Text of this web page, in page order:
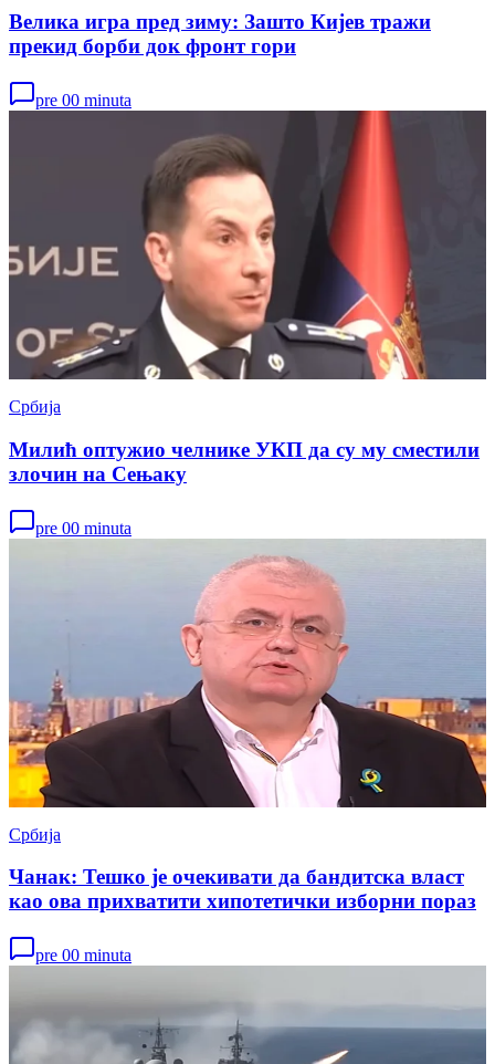
Велика игра пред зиму: Зашто Кијев тражи
прекид борби док фронт гори
pre 00 minuta
Србија
Милић оптужио челнике УКП да су му сместили
злочин на Сењаку
pre 00 minuta
Србија
Чанак: Тешко је очекивати да бандитска власт
као ова прихватити хипотетички изборни пораз
pre 00 minuta